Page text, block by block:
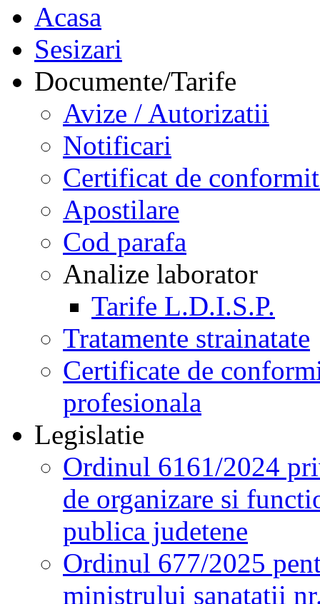
Acasa
Sesizari
Documente/Tarife
Avize / Autorizatii
Notificari
Certificat de
Apostilare
Cod parafa
Analize laborator
Tarife L.D.I.S.P.
Tratamente strainatate
Certificate de
profesionala
Legislatie
Ordinul 6161/2024
de organizare si
publica judetene
Ordinul 677/2025
ministrului sanatatii